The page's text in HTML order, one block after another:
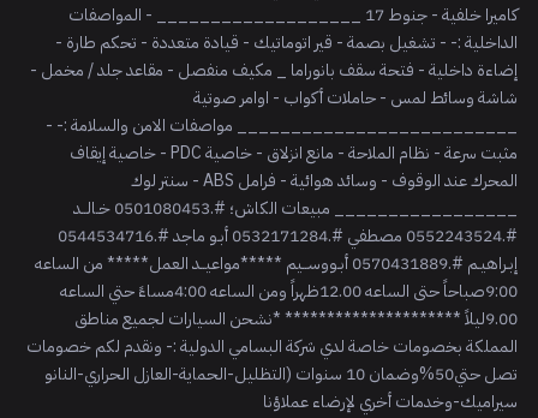
كاميرا خلفية - جنوط 17 ___________________ - المواصفات
الداخلية :- - تشغيل بصمة - قير اتوماتيك - قيادة متعددة - تحكم طارة -
إضاءة داخلية - فتحة سقف بانوراما _ مكيف منفصل - مقاعد جلد / مخمل -
شاشة وسائط لمس - حاملات أكواب - اوامر صوتية
__________________________ مواصفات الامن والسلامة :- -
مثبت سرعة - نظام الملاحة - مانع انزلاق - خاصية PDC - خاصية إيقاف
المحرك عند الوقوف - وسائد هوائية - فرامل ABS - سنتر لوك
_________________ مبيعات الكاش؛ #.0501080453 خـالــد
#.0552243524 مصطفي #.0532171284 أبـو ماجد #.0544534716
إبـراهيـم #.0570431889 أبـووســيم *****مواعيــد العمل***** من الساعه
9:00صباحاً حتى الساعه 12.00ظهراً ومن الساعه 4:00مساءً حتي الساعه
9.00ليلاً ********************* *نشحن السيارات لجميع مناطق
المملكة بخصومات خاصة لدي شركة البسامي الدولية :- ونقدم لكم خصومات
تصل حتي50%وضمان 10 سنوات (التظليل-الحماية-العازل الحراري-النانو
سيراميك-وخدمات أخري لإرضاء عملاؤنا